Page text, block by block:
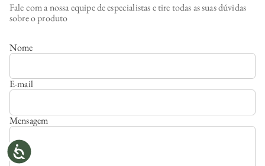
Fale com a nossa equipe de especialistas e tire todas as suas dúvidas
sobre o produto
Nome
E-mail
Mensagem